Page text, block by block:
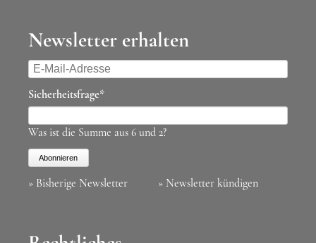
Newsletter erhalten
E-
Mail-
Adresse
Pflichtfeld
Sicherheitsfrage*
Was ist die Summe aus 6 und 2?
Abonnieren
» Bisherige Newsletter » Newsletter kündigen